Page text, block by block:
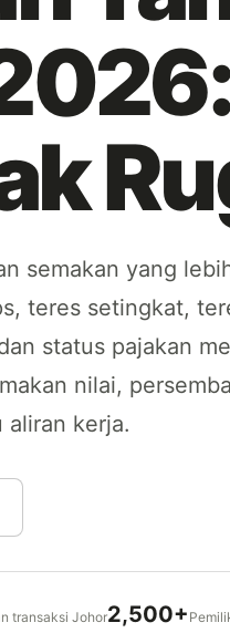
semakan yang
teres setingkat,
status pajakan
nilai,
aliran kerja.
transaksi Johor2,500+